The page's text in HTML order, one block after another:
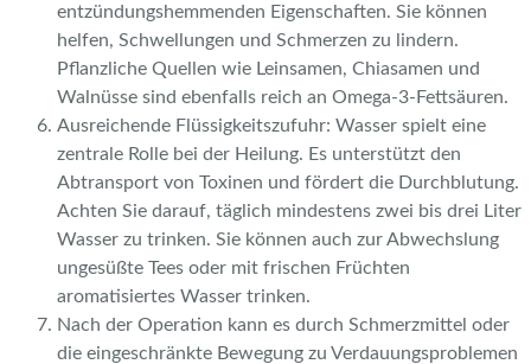
entzündungshemmenden Eigenschaften. Sie können
helfen, Schwellungen und Schmerzen zu lindern.
Pflanzliche Quellen wie Leinsamen, Chiasamen und
Walnüsse sind ebenfalls reich an Omega-3-Fettsäuren.
Ausreichende Flüssigkeitszufuhr: Wasser spielt eine
zentrale Rolle bei der Heilung. Es unterstützt den
Abtransport von Toxinen und fördert die Durchblutung.
Achten Sie darauf, täglich mindestens zwei bis drei Liter
Wasser zu trinken. Sie können auch zur Abwechslung
ungesüßte Tees oder mit frischen Früchten
aromatisiertes Wasser trinken.
Nach der Operation kann es durch Schmerzmittel oder
die eingeschränkte Bewegung zu Verdauungsproblemen